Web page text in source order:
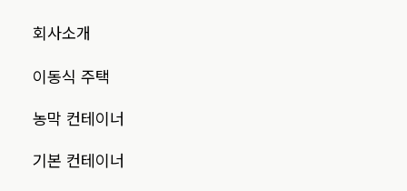
회사소개
이동식 주택
농막 컨테이너
기본 컨테이너